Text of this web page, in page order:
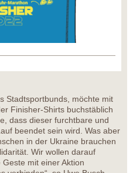
Stadtsportbunds, möchte mit
Finisher-Shirts buchstäblich
dass dieser furchtbare und
beendet sein wird. Was aber
in der Ukraine brauchen
Wir wollen darauf
mit einer Aktion